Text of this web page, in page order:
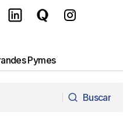
Pymes
Buscar